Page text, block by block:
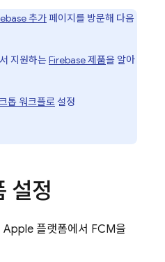
추가페이지를 방문해 다음
지원하는Firebase 제품을 알아
톱 워크플로 설정
설정
플랫폼에서 FCM을